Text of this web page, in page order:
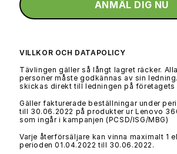
ANMÄL DIG NU
VILLKOR OCH DATAPOLICY
Tävlingen gäller så långt lagret räcker.
personer måste godkännas av sin
skickas direkt till ledningen på företagets
Gäller fakturerade beställningar under
till 30.06.2022 på produkter ur Lenovo
som ingår i kampanjen (PCSD/ISG/MBG)
Varje återförsäljare kan vinna maximalt 1
perioden 01.04.2022 till 30.06.2022.